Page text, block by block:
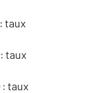
taux
taux
: taux